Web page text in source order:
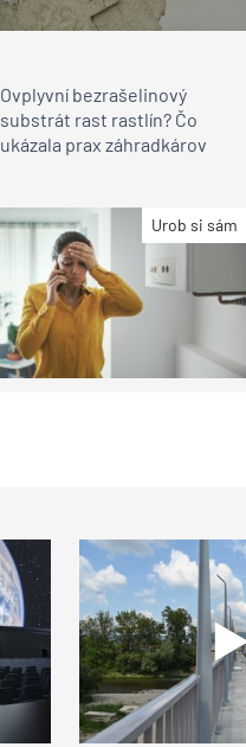
Ovplyvní bezrašelinový
substrát rast rastlín? Čo
ukázala prax záhradkárov
Urob si sám